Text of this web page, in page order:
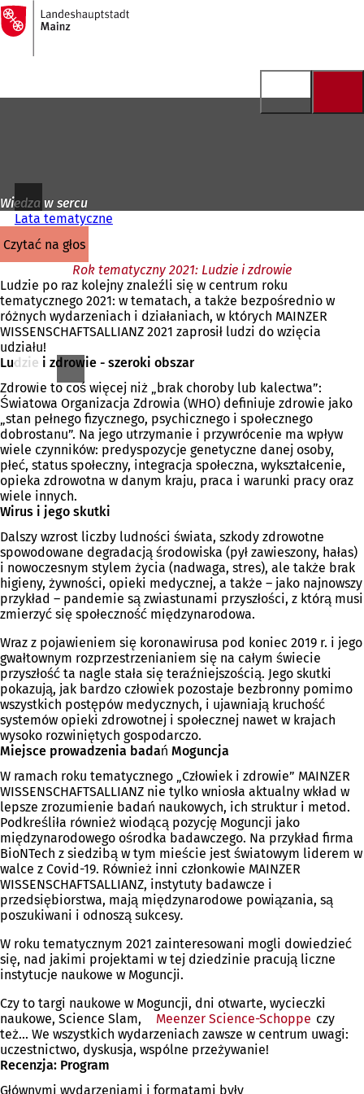
Przejdź do treści
Do
strony
głównej
Wiedza w sercu
Lata tematyczne
czytać na głos
Rok tematyczny 2021: Ludzie i zdrowie
Ludzie po raz kolejny znaleźli się w centrum roku
tematycznego 2021: w tematach, a także bezpośrednio w
różnych wydarzeniach i działaniach, w których MAINZER
WISSENSCHAFTSALLIANZ 2021 zaprosił ludzi do wzięcia
udziału!
Ludzie i zdrowie - szeroki obszar
Zdrowie to coś więcej niż „brak choroby lub kalectwa”:
Światowa Organizacja Zdrowia (WHO) definiuje zdrowie jako
„stan pełnego fizycznego, psychicznego i społecznego
dobrostanu”. Na jego utrzymanie i przywrócenie ma wpływ
wiele czynników: predyspozycje genetyczne danej osoby,
płeć, status społeczny, integracja społeczna, wykształcenie,
opieka zdrowotna w danym kraju, praca i warunki pracy oraz
wiele innych.
Wirus i jego skutki
Dalszy wzrost liczby ludności świata, szkody zdrowotne
spowodowane degradacją środowiska (pył zawieszony, hałas)
i nowoczesnym stylem życia (nadwaga, stres), ale także brak
higieny, żywności, opieki medycznej, a także – jako najnowszy
przykład – pandemie są zwiastunami przyszłości, z którą musi
zmierzyć się społeczność międzynarodowa.
Wraz z pojawieniem się koronawirusa pod koniec 2019 r. i jego
gwałtownym rozprzestrzenianiem się na całym świecie
przyszłość ta nagle stała się teraźniejszością. Jego skutki
pokazują, jak bardzo człowiek pozostaje bezbronny pomimo
wszystkich postępów medycznych, i ujawniają kruchość
systemów opieki zdrowotnej i społecznej nawet w krajach
wysoko rozwiniętych gospodarczo.
Miejsce prowadzenia badań Moguncja
W ramach roku tematycznego „Człowiek i zdrowie” MAINZER
WISSENSCHAFTSALLIANZ nie tylko wniosła aktualny wkład w
lepsze zrozumienie badań naukowych, ich struktur i metod.
Podkreśliła również wiodącą pozycję Moguncji jako
międzynarodowego ośrodka badawczego. Na przykład firma
BioNTech z siedzibą w tym mieście jest światowym liderem w
walce z Covid-19. Również inni członkowie MAINZER
WISSENSCHAFTSALLIANZ, instytuty badawcze i
przedsiębiorstwa, mają międzynarodowe powiązania, są
poszukiwani i odnoszą sukcesy.
W roku tematycznym 2021 zainteresowani mogli dowiedzieć
się, nad jakimi projektami w tej dziedzinie pracują liczne
instytucje naukowe w Moguncji.
Czy to targi naukowe w Moguncji, dni otwarte, wycieczki
naukowe, Science Slam,
Meenzer Science-Schoppe czy
też... We wszystkich wydarzeniach zawsze w centrum uwagi:
uczestnictwo, dyskusja, wspólne przeżywanie!
Recenzja: Program
Głównymi wydarzeniami i formatami były